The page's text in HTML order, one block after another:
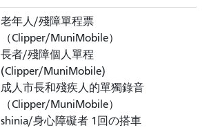
老年人/殘障單程票
（Clipper/MuniMobile）
長者/殘障個人單程
(Clipper/MuniMobile)
成人市長和殘疾人的單獨錄音
（Clipper/MuniMobile）
shinia/身心障礙者 1回の搭車